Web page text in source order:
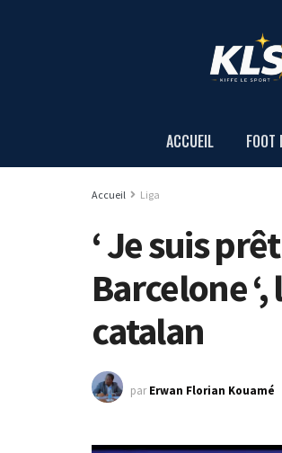
ACCUEIL FOOT
Accueil Liga
‘ Je suis
Barcelone
catalan
par Erwan Florian Kouamé